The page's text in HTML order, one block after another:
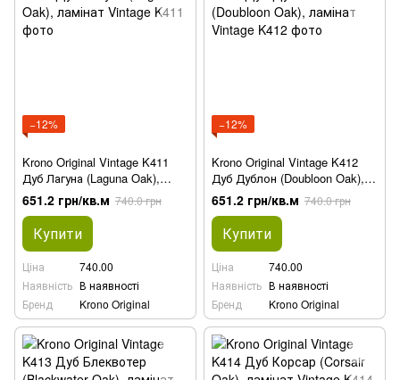
−12%
Krono Original Vintage K411
Дуб Лагуна (Laguna Oak),
ламінат
651.2 грн/кв.м 740.0 грн
Купити
Ціна
740.00
Наявність В наявності
Бренд
Krono Original
−12%
Krono Original Vintage K412
Дуб Дублон (Doubloon Oak),
ламінат
651.2 грн/кв.м 740.0 грн
Купити
Ціна
740.00
Наявність В наявності
Бренд
Krono Original